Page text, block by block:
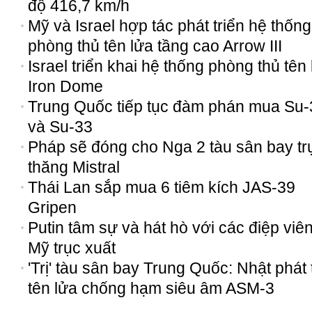
độ 416,7 km/h
Mỹ và Israel hợp tác phát triển hệ thống
phòng thủ tên lửa tầng cao Arrow III
Israel triển khai hệ thống phòng thủ tên
Iron Dome
Trung Quốc tiếp tục đàm phán mua
và Su-33
Pháp sẽ đóng cho Nga 2 tàu sân bay
thăng Mistral
Thái Lan sắp mua 6 tiêm kích JAS-39
Gripen
Putin tâm sự và hát hò với các điệp
Mỹ trục xuất
'Trị' tàu sân bay Trung Quốc: Nhật phát
tên lửa chống hạm siêu âm ASM-3